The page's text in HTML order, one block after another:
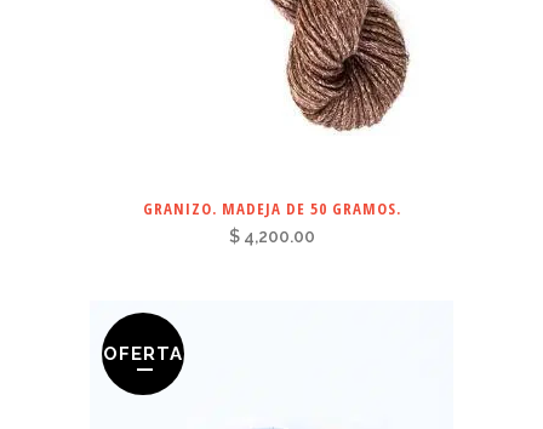
GRANIZO. MADEJA DE 50 GRAMOS.
$4,200.00
OFERTA